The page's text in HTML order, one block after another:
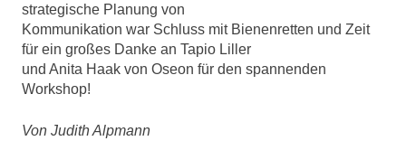
strategische Planung von
Kommunikation war Schluss mit Bienenretten und Zeit
für ein großes Danke an Tapio Liller
und Anita Haak von Oseon für den spannenden
Workshop!
Von Judith Alpmann